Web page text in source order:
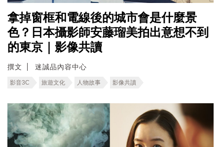
拿掉窗框和電線後的城市會是什麼景
色？日本攝影師安藤瑠美拍出意想不到
的東京｜影像共讀
撰文 迷誠品內容中心
影音3C 旅遊文化 人物故事 影像共讀